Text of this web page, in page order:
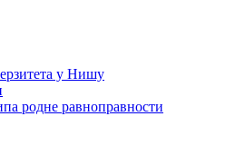
у Нишу
родне равноправности